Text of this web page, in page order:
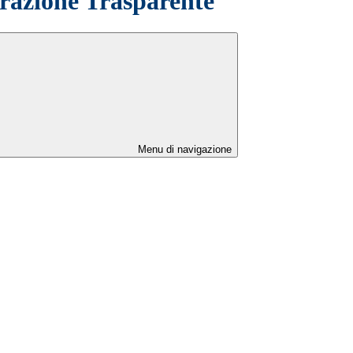
Menu di navigazione